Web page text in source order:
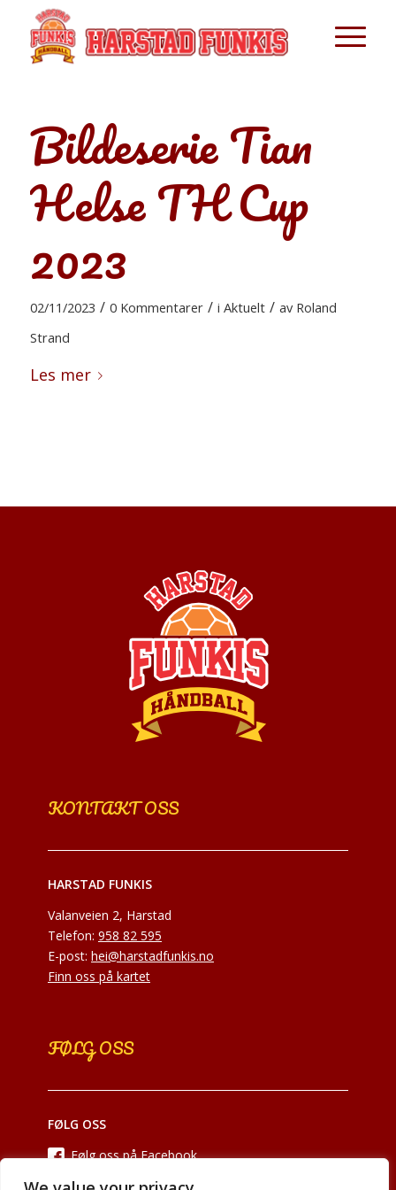
Bildeserie Tian
Helse TH Cup
2023
02/11/2023 / 0 Kommentarer / i Aktuelt / av Roland
Strand
Les mer
KONTAKT OSS
HARSTAD FUNKIS
Valanveien 2, Harstad
Telefon: 958 82 595
E-post: hei@harstadfunkis.no
Finn oss på kartet
FØLG OSS
FØLG OSS
Følg oss på Facebook
Følg oss på Instagram